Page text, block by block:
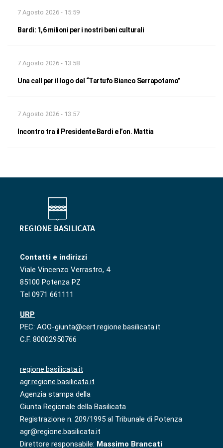
7 Agosto 2026 - 15:59
Bardi: 1,6 milioni per i nostri beni culturali
7 Agosto 2026 - 13:58
Una call per il logo del “Tartufo Bianco Serrapotamo”
7 Agosto 2026 - 13:57
Incontro tra il Presidente Bardi e l’on. Mattia
Contatti e indirizzi
Viale Vincenzo Verrastro, 4
85100 Potenza PZ
Tel 0971 661111
URP
PEC: AOO-giunta@cert.regione.basilicata.it
C.F. 80002950766
regione.basilicata.it
agr.regione.basilicata.it
Agenzia stampa della
Giunta Regionale della Basilicata
Registrazione n. 209/1995 al Tribunale di Potenza
agr@regione.basilicata.it
Direttore responsabile: Massimo Brancati